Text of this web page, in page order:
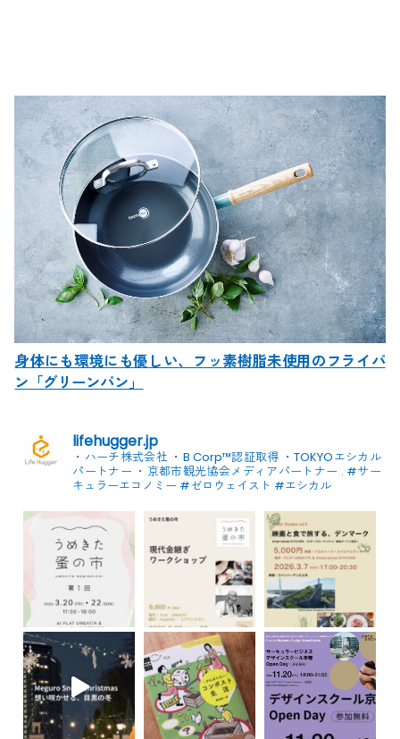
身体にも環境にも優しい、フッ素樹脂未使用のフライパ
ン「グリーンパン」
lifehugger.jp
・ハーチ株式会社 ・B Corp™認証取得 ・TOKYOエシカル
パートナー ・京都市観光協会メディアパートナー . #サー
キュラーエコノミー #ゼロウェイスト #エシカル